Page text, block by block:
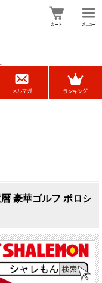
豪華ゴルフ ポロシ